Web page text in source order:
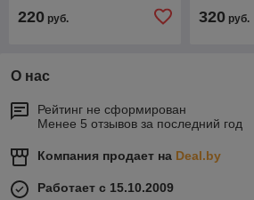
220 руб. 320руб.
О нас
Рейтинг не сформирован
Менее 5 отзывов за последний год
Компания продает на Deal.by
Работает с 15.10.2009